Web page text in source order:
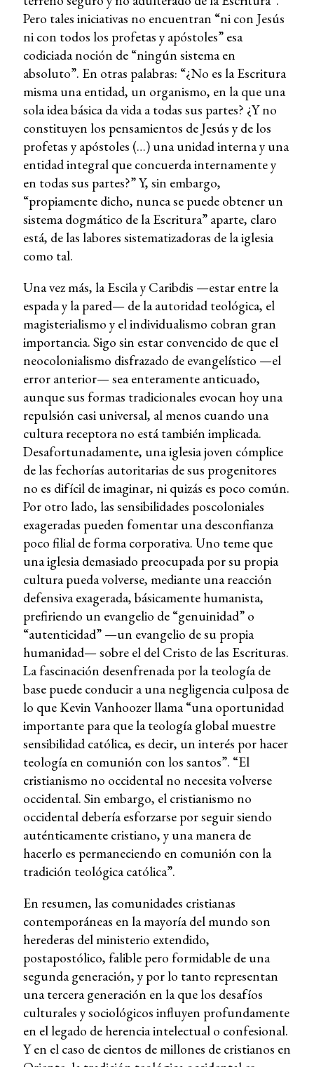
Pero tales iniciativas no encuentran “ni con Jesús
ni con todos los profetas y apóstoles” esa
codiciada noción de “ningún sistema en
absoluto”. En otras palabras: “¿No es la Escritura
misma una entidad, un organismo, en la que una
sola idea básica da vida a todas sus partes? ¿Y no
constituyen los pensamientos de Jesús y de los
profetas y apóstoles (…) una unidad interna y una
entidad integral que concuerda internamente y
en todas sus partes?” Y, sin embargo,
“propiamente dicho, nunca se puede obtener un
sistema dogmático de la Escritura” aparte, claro
está, de las labores sistematizadoras de la iglesia
como tal.
Una vez más, la Escila y Caribdis —estar entre la
espada y la pared— de la autoridad teológica, el
magisterialismo y el individualismo cobran gran
importancia. Sigo sin estar convencido de que el
neocolonialismo disfrazado de evangelístico —el
error anterior— sea enteramente anticuado,
aunque sus formas tradicionales evocan hoy una
repulsión casi universal, al menos cuando una
cultura receptora no está también implicada.
Desafortunadamente, una iglesia joven cómplice
de las fechorías autoritarias de sus progenitores
no es difícil de imaginar, ni quizás es poco común.
Por otro lado, las sensibilidades poscoloniales
exageradas pueden fomentar una desconfianza
poco filial de forma corporativa. Uno teme que
una iglesia demasiado preocupada por su propia
cultura pueda volverse, mediante una reacción
defensiva exagerada, básicamente humanista,
prefiriendo un evangelio de “genuinidad” o
“autenticidad” —un evangelio de su propia
humanidad— sobre el del Cristo de las Escrituras.
La fascinación desenfrenada por la teología de
base puede conducir a una negligencia culposa de
lo que Kevin Vanhoozer llama “una oportunidad
importante para que la teología global muestre
sensibilidad católica, es decir, un interés por hacer
teología en comunión con los santos”. “El
cristianismo no occidental no necesita volverse
occidental. Sin embargo, el cristianismo no
occidental debería esforzarse por seguir siendo
auténticamente cristiano, y una manera de
hacerlo es permaneciendo en comunión con la
tradición teológica católica”.
En resumen, las comunidades cristianas
contemporáneas en la mayoría del mundo son
herederas del ministerio extendido,
postapostólico, falible pero formidable de una
segunda generación, y por lo tanto representan
una tercera generación en la que los desafíos
culturales y sociológicos influyen profundamente
en el legado de herencia intelectual o confesional.
Y en el caso de cientos de millones de cristianos en